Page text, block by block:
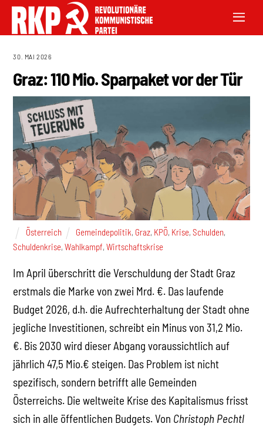
30. MAI 2026
Graz: 110 Mio. Sparpaket vor der Tür
Österreich Gemeindepolitik, Graz, KPÖ, Krise,Schulden,
Schuldenkrise,Wahlkampf,Wirtschaftskrise
Im April überschritt die Verschuldung der Stadt Graz
erstmals die Marke von zwei Mrd. €. Das laufende
Budget 2026, d.h. die Aufrechterhaltung der Stadt ohne
jegliche Investitionen, schreibt ein Minus von 31,2 Mio.
€. Bis 2030 wird dieser Abgang voraussichtlich auf
jährlich 47,5 Mio.€ steigen. Das Problem ist nicht
spezifisch, sondern betrifft alle Gemeinden
Österreichs. Die weltweite Krise des Kapitalismus frisst
sich in alle öffentlichen Budgets. Von Christoph Pechtl